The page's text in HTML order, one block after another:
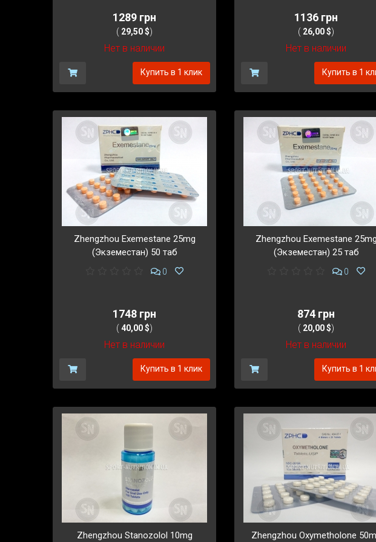
1289 грн
( 29,50 $)
Нет в наличии
Купить в 1 клик
1136 грн
( 26,00 $)
Нет в наличии
Купить в 1
Zhengzhou Exemestane 25mg
(Экземестан) 50 таб
0
1748 грн
( 40,00 $)
Нет в наличии
Купить в 1 клик
Zhengzhou Exemestane 25mg
(Экземестан) 25 таб
0
874 грн
( 20,00 $)
Нет в наличии
Купить в 1
Zhengzhou Stanozolol 10mg Zhengzhou Oxymetholone